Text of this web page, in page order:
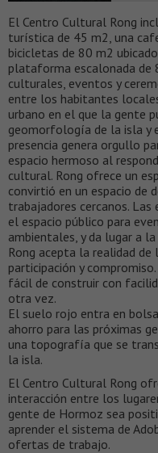
El Centro Cultural Rong
turística de 45 m2, una
bicicletas de 80 m2
plataforma escalonada de
culturales, eventos y
entre los habitantes
urbano en el que la gente
geomorfología de la isla y
presencia genera orgullo
espacio hermoso al
cultural. Rong ofrece un
convirtió en un espacio de
trabajadores cercanos. Las
el espacio público para
ambientales, y da lugar a
Rong acepta la realidad de
participación y
fácil de construir con
otra vez.
El suelo rojo entra en
ahorro para las próximas
una topografía que se
la isla.
El Centro Cultural Rong
interacción entre los
gente de Hormoz sea
aprender el sistema de
ofertas de trabajo.